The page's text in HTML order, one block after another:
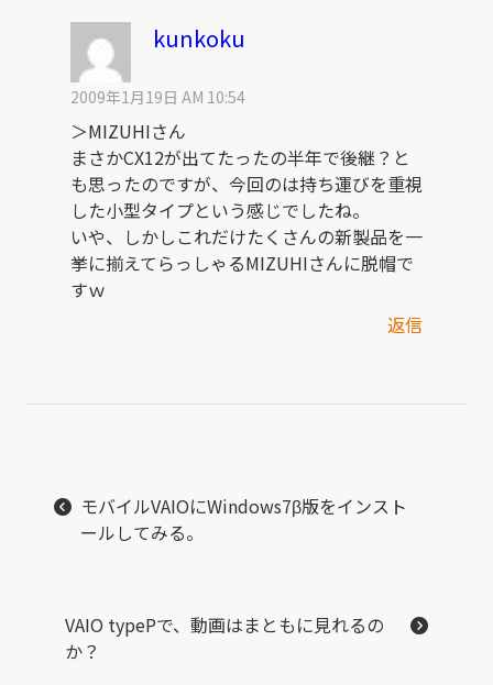
kunkoku
2009年1月19日 AM 10:54
＞MIZUHIさん
まさかCX12が出てたったの半年で後継？と
も思ったのですが、今回のは持ち運びを重視
した小型タイプという感じでしたね。
いや、しかしこれだけたくさんの新製品を一
挙に揃えてらっしゃるMIZUHIさんに脱帽で
すｗ
返信
モバイルVAIOにWindows7β版をインスト
ールしてみる。
VAIO typePで、動画はまともに見れるの
か？